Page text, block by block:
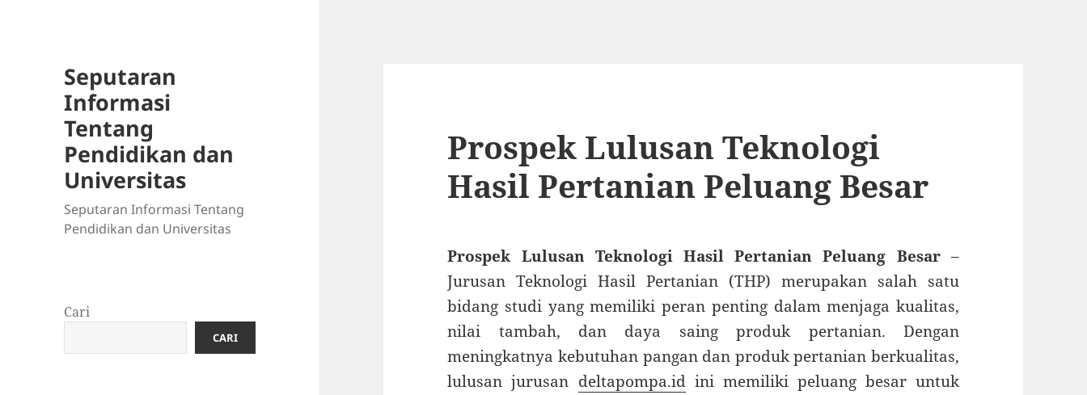
Seputaran
Informasi
Tentang
Pendidikan dan
Universitas
Seputaran Informasi Tentang
Pendidikan dan Universitas
Cari
CARI
Prospek Lulusan Teknologi
Hasil Pertanian Peluang Besar
Prospek Lulusan Teknologi Hasil Pertanian Peluang Besar–
Jurusan Teknologi Hasil Pertanian (THP) merupakan salah satu
bidang studi yang memiliki peran penting dalam menjaga kualitas,
nilai tambah, dan daya saing produk pertanian. Dengan
meningkatnya kebutuhan pangan dan produk pertanian berkualitas,
lulusan jurusan deltapompa.idini memiliki peluang besar untuk